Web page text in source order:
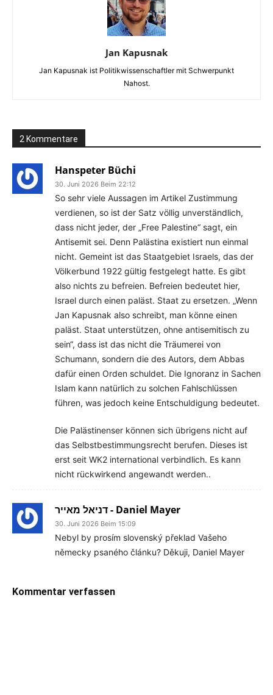
Jan Kapusnak
Jan Kapusnak ist Politikwissenschaftler mit Schwerpunkt
Nahost.
2 Kommentare
Hanspeter Büchi
30. Juni 2026 Beim 22:12
So sehr viele Aussagen im Artikel Zustimmung
verdienen, so ist der Satz völlig unverständlich,
dass nicht jeder, der „Free Palestine“ sagt, ein
Antisemit sei. Denn Palästina existiert nun einmal
nicht. Gemeint ist das Staatgebiet Israels, das der
Völkerbund 1922 gültig festgelegt hatte. Es gibt
also nichts zu befreien. Befreien bedeutet hier,
Israel durch einen paläst. Staat zu ersetzen. „Wenn
Jan Kapusnak also schreibt, man könne einen
paläst. Staat unterstützen, ohne antisemitisch zu
sein“, dass ist das nicht die Träumerei von
Schumann, sondern die des Autors, dem Abbas
dafür einen Orden schuldet. Die Ignoranz in Sachen
Islam kann natürlich zu solchen Fahlschlüssen
führen, was jedoch keine Entschuldigung bedeutet.
Die Palästinenser können sich übrigens nicht auf
das Selbstbestimmungsrecht berufen. Dieses ist
erst seit WK2 international verbindlich. Es kann
nicht rückwirkend angewandt werden..
דניאל מאייר - Daniel Mayer
30. Juni 2026 Beim 15:09
Nebyl by prosím slovenský překlad Vašeho
německy psaného článku? Děkuji, Daniel Mayer
Kommentar verfassen